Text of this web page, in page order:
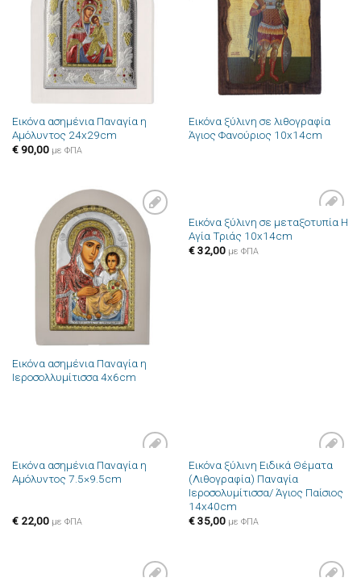
επιθυμιών
Εικόνα ασημένια Παναγία η
Αμόλυντος 24x29cm
€90,00 με ΦΠΑ
επιθυμιών
Εικόνα ξύλινη σε λιθογραφία
Άγιος Φανούριος 10x14cm
Πρόσθήκη
στην λίστα
επιθυμιών
Εικόνα ασημένια Παναγία η
Ιεροσολλυμίτισσα 4x6cm
Πρόσθήκη
Εικόνα ξύλινη σε μεταξοτυπία Η
Αγία Τριάς 10x14cm
€32,00 με ΦΠΑ
Πρόσθήκη
στην λίστα
Εικόνα ασημένια Παναγία η
Αμόλυντος 7.5×9.5cm
€22,00 με ΦΠΑ
Πρόσθήκη
στην λίστα
επιθυμιών
Εικόνα ξύλινη Ειδικά Θέματα
(Λιθογραφία) Παναγία
Ιεροσολυμίτισσα/ Άγιος Παίσιος
14x40cm
€35,00 με ΦΠΑ